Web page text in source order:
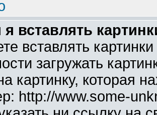
вставлять
вставлять
загружать
картинку, которая
http://www.some-